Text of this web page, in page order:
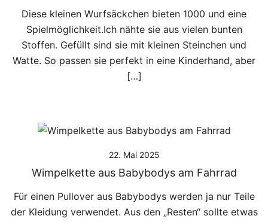
Diese kleinen Wurfsäckchen bieten 1000 und eine
Spielmöglichkeit.Ich nähte sie aus vielen bunten
Stoffen. Gefüllt sind sie mit kleinen Steinchen und
Watte. So passen sie perfekt in eine Kinderhand, aber
[…]
22. Mai 2025
Wimpelkette aus Babybodys am Fahrrad
Für einen Pullover aus Babybodys werden ja nur Teile
der Kleidung verwendet. Aus den „Resten“ sollte etwas